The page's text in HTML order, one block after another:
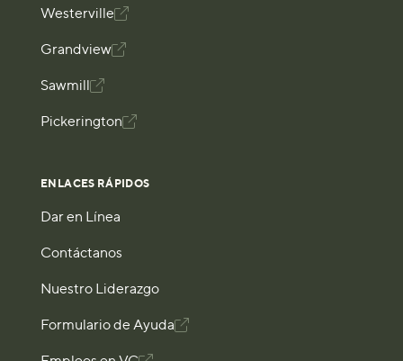
Westerville
Grandview
Sawmill
Pickerington
ENLACES RÁPIDOS
Dar en Línea
Contáctanos
Nuestro Liderazgo
Formulario de Ayuda